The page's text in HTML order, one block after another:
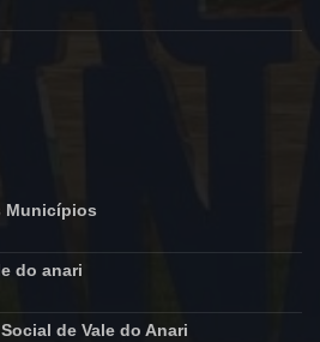
Municípios
do anari
de Vale do Anari